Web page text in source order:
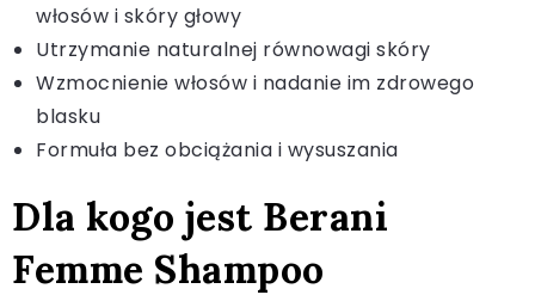
włosów i skóry głowy
Utrzymanie naturalnej równowagi skóry
Wzmocnienie włosów i nadanie im zdrowego
blasku
Formuła bez obciążania i wysuszania
Dla kogo jest Berani
Femme Shampoo